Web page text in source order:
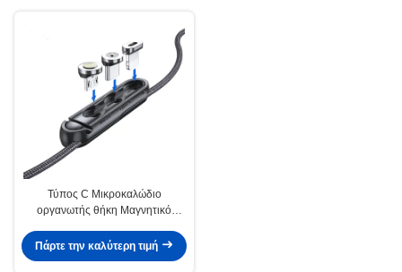
Τύπος C Μικροκαλώδιο
οργανωτής θήκη Μαγνητικό
Πάρτε την καλύτερη τιμή